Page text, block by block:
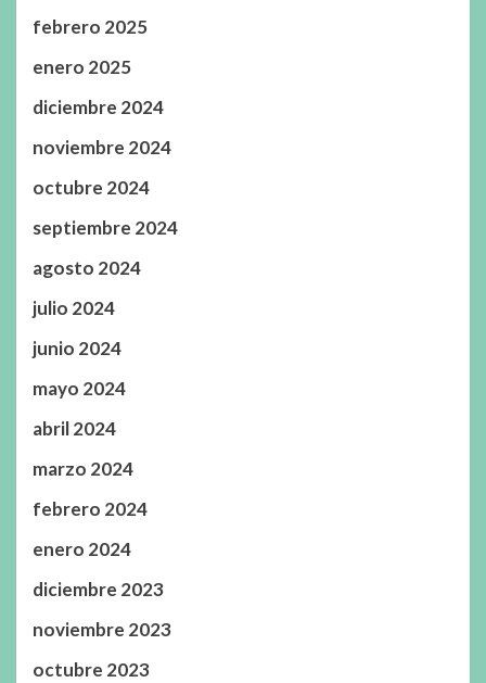
febrero 2025
enero 2025
diciembre 2024
noviembre 2024
octubre 2024
septiembre 2024
agosto 2024
julio 2024
junio 2024
mayo 2024
abril 2024
marzo 2024
febrero 2024
enero 2024
diciembre 2023
noviembre 2023
octubre 2023